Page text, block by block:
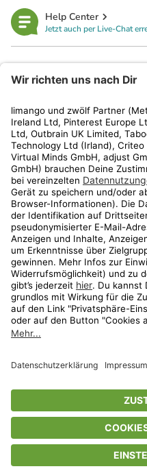
Help Center
Jetzt auch per Live-Chat
Kundenservice
Shop
Aktionen
Travel
* Streichpreise entsprechen der
Herstellers. Prozentangaben
Freunde-Aktionen findest
ᵇ Gilt nur für von limango